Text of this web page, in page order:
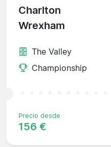
Charlton
Wrexham
The Valley
Championship
Precio desde
156 €